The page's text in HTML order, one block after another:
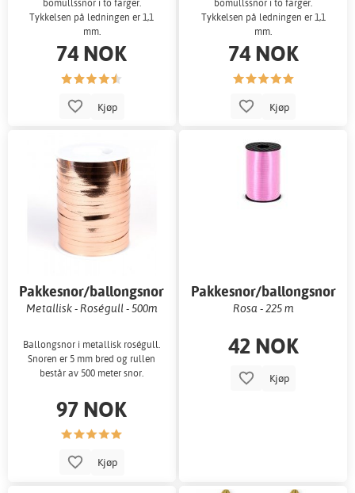
bomullssnor i to farger.
Tykkelsen på ledningen er 1,1
mm.
74 NOK
Kjøp
bomullssnor i to farger.
Tykkelsen på ledningen er 1,1
mm.
74 NOK
Kjøp
Pakkesnor/ballongsnor
Metallisk - Roségull - 500m
Ballongsnor i metallisk roségull.
Snoren er 5 mm bred og rullen
består av 500 meter snor.
97 NOK
Kjøp
Pakkesnor/ballongsnor
Rosa - 225 m
42 NOK
Kjøp